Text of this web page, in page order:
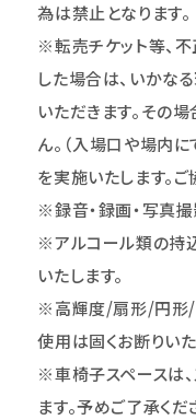
為は禁止となります。
※転売チケット等、
した場合は、いかな
いただきます。その
ん。（入場口や場内に
を実施いたします。ご
※録音・録画・写真撮
※アルコール類の持
いたします。
※高輝度/扇形/円形/
使用は固くお断りいた
※車椅子スペースは
ます。予めご了承く